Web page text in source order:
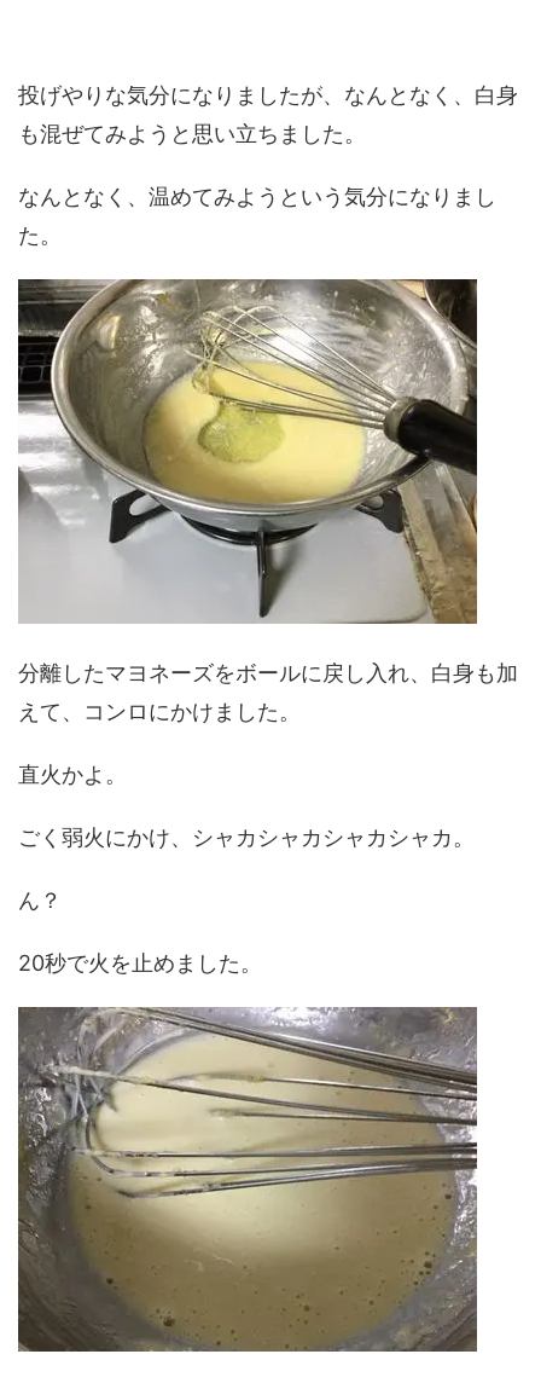
投げやりな気分になりましたが、なんとなく、白身
も混ぜてみようと思い立ちました。
なんとなく、温めてみようという気分になりまし
た。
分離したマヨネーズをボールに戻し入れ、白身も加
えて、コンロにかけました。
直火かよ。
ごく弱火にかけ、シャカシャカシャカシャカ。
ん？
20秒で火を止めました。